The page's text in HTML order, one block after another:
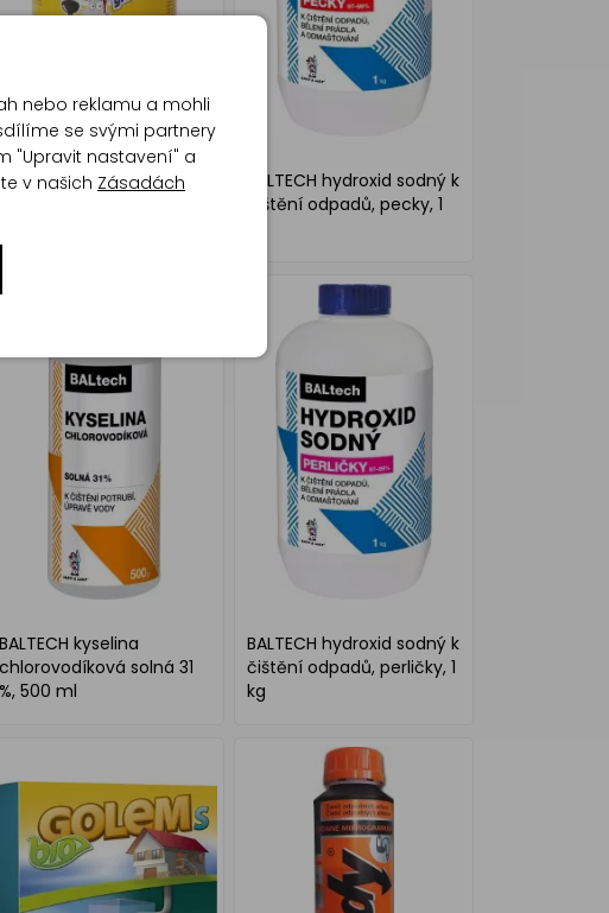
Dr. Trubka čistič
BALTECH hydroxid sodný k
čištění odpadů, pecky, 1
BALTECH kyselina
chlorovodíková solná 31
%, 500 ml
BALTECH hydroxid sodný k
čištění odpadů, perličky, 1
kg
nebo reklamu a mohli
se svými partnery
"Upravit nastavení" a
v našich Zásadách